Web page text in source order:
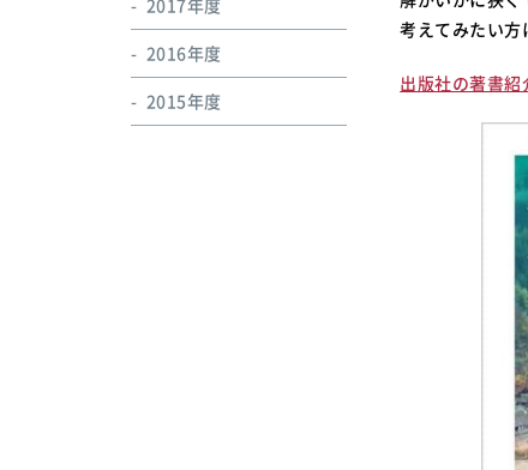
考えてみたい方
出版社の著書紹
2017年度
2016年度
2015年度